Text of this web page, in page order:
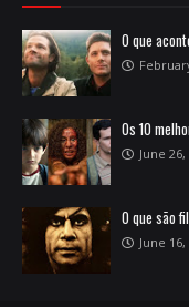
O que
Os 10
June 26,
O que são
June 16,